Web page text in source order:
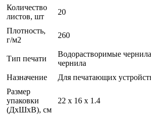
Количество
листов, шт
20
Плотность,
г/м2
260
Тип печати
Водорастворимые
чернила
Назначение
Для печатающих
Размер
упаковки
(ДхШхВ), см
22 x 16 x 1.4